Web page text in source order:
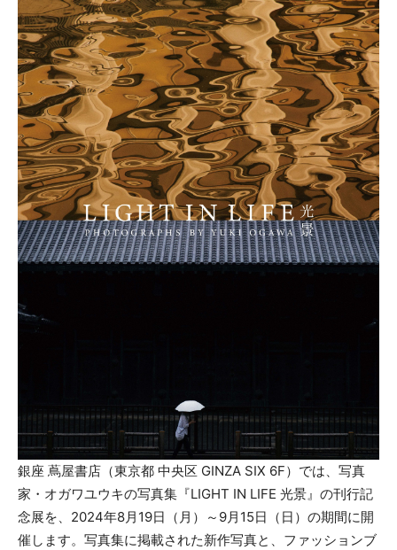
銀座 蔦屋書店（東京都 中央区 GINZA SIX 6F）では、写真
家・オガワユウキの写真集『LIGHT IN LIFE 光景』の刊行記
念展を、2024年8月19日（月）～9月15日（日）の期間に開
催します。写真集に掲載された新作写真と、ファッションブ